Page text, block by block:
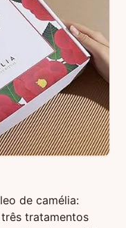
de camélia:
tratamentos